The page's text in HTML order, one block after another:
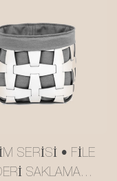
SERISI • FILE
SAKLAMA